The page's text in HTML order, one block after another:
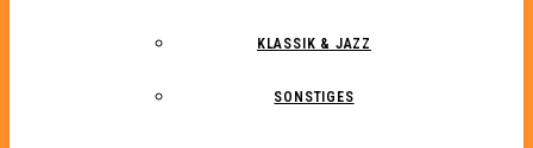
KLASSIK & JAZZ
SONSTIGES